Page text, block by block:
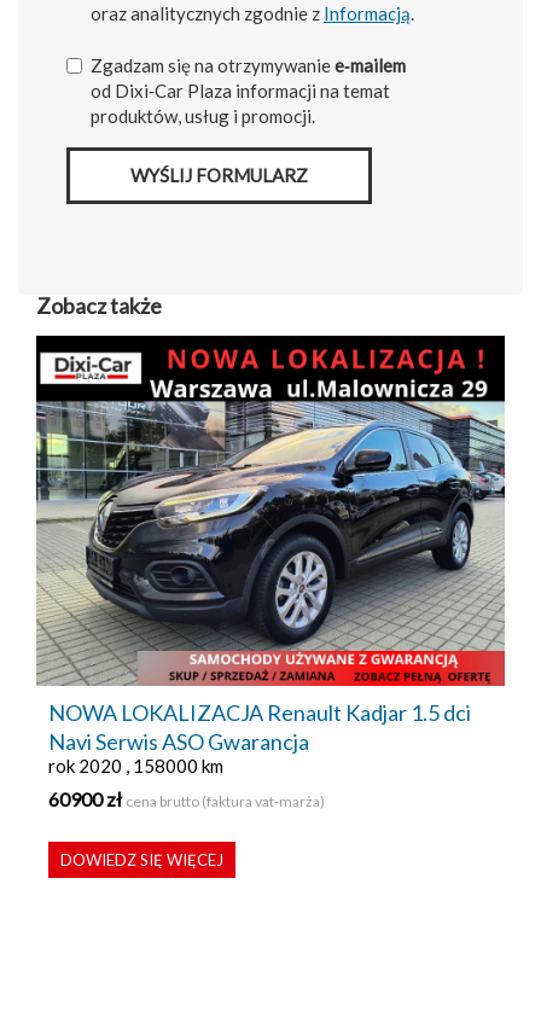
oraz analitycznych zgodnie z Informacją
Zgadzam się na otrzymywaniee‑mailem
od Dixi‑Car Plaza informacji na temat
produktów, usług i promocji.
WYŚLIJ FORMULARZ
Zobacz także
NOWA LOKALIZACJA Renault Kadjar 1.5 dci
Navi Serwis ASO Gwarancja
rok 2020 , 158000 km
60900 zł cena brutto (faktura vat-marża)
DOWIEDZ SIĘ WIĘCEJ